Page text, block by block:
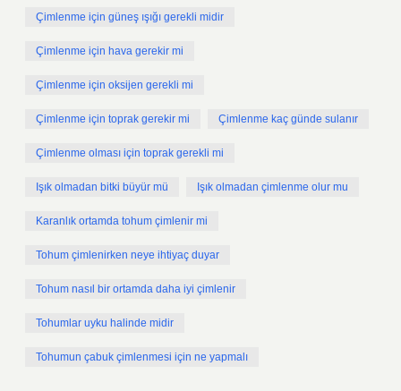
Çimlenme için güneş ışığı gerekli midir
Çimlenme için hava gerekir mi
Çimlenme için oksijen gerekli mi
Çimlenme için toprak gerekir mi Çimlenme kaç günde sulanır
Çimlenme olması için toprak gerekli mi
Işık olmadan bitki büyür mü Işık olmadan çimlenme olur mu
Karanlık ortamda tohum çimlenir mi
Tohum çimlenirken neye ihtiyaç duyar
Tohum nasıl bir ortamda daha iyi çimlenir
Tohumlar uyku halinde midir
Tohumun çabuk çimlenmesi için ne yapmalı